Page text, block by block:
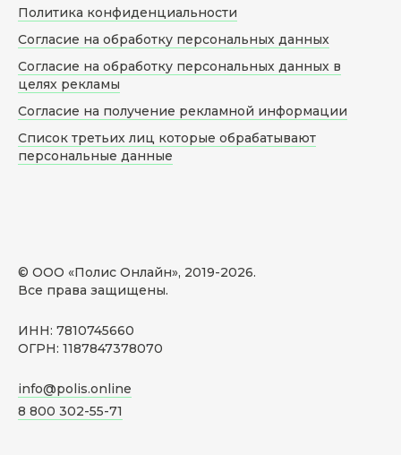
© ООО «Полис Онлайн», 2019-2026.
Все права защищены.
ИНН: 7810745660
ОГРН: 1187847378070
info@polis.online
8 800 302-55-71
Политика конфиденциальности
Согласие на обработку персональных данных
Согласие на обработку персональных данных в
целях рекламы
Согласие на получение рекламной информации
Список третьих лиц которые обрабатывают
персональные данные